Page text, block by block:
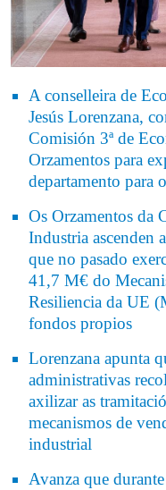
A conselleira de
Jesús Lorenzana,
Comisión 3ª de
Orzamentos para
departamento para
Os Orzamentos da
Industria ascenden
que no pasado
41,7 M€ do
Resiliencia da UE
fondos propios
Lorenzana apunta
administrativas
axilizar as
mecanismos de
industrial
Avanza que